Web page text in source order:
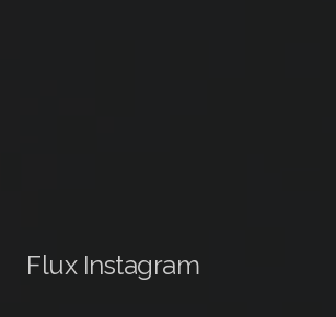
Flux Instagram